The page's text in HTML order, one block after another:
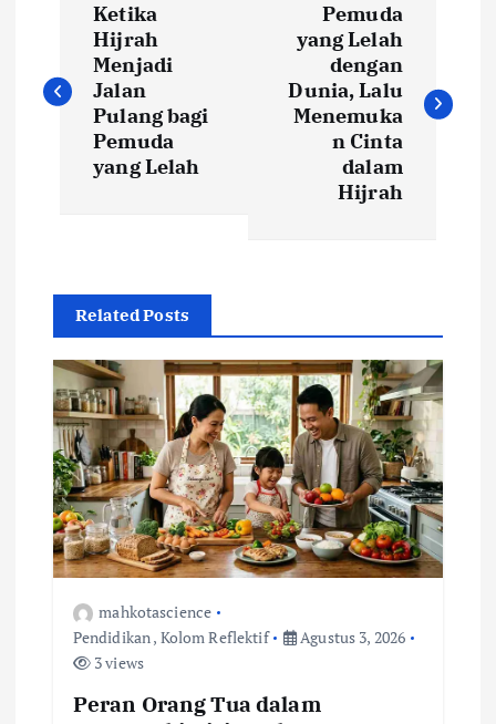
v
p
o
s
Ketika
Hijrah
Menjadi
Jalan
Pulang bagi
Pemuda
yang Lelah
Pemuda
yang Lelah
dengan
Dunia, Lalu
Menemuka
n Cinta
dalam
Hijrah
Related Posts
mahkotascience
Pendidikan, Kolom Reflektif
Agustus 3, 2026
3 views
Peran Orang Tua dalam